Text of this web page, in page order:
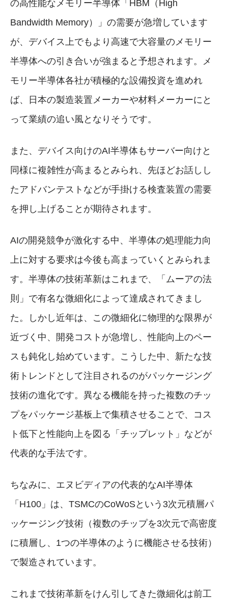
の高性能なメモリー半導体「HBM（High
Bandwidth Memory）」の需要が急増しています
が、デバイス上でもより高速で大容量のメモリー
半導体への引き合いが強まると予想されます。メ
モリー半導体各社が積極的な設備投資を進めれ
ば、日本の製造装置メーカーや材料メーカーにと
って業績の追い風となりそうです。
また、デバイス向けのAI半導体もサーバー向けと
同様に複雑性が高まるとみられ、先ほどお話しし
たアドバンテストなどが手掛ける検査装置の需要
を押し上げることが期待されます。
AIの開発競争が激化する中、半導体の処理能力向
上に対する要求は今後も高まっていくとみられま
す。半導体の技術革新はこれまで、「ムーアの法
則」で有名な微細化によって達成されてきまし
た。しかし近年は、この微細化に物理的な限界が
近づく中、開発コストが急増し、性能向上のペー
スも鈍化し始めています。こうした中、新たな技
術トレンドとして注目されるのがパッケージング
技術の進化です。異なる機能を持った複数のチッ
プをパッケージ基板上で集積させることで、コス
ト低下と性能向上を図る「チップレット」などが
代表的な手法です。
ちなみに、エヌビディアの代表的なAI半導体
「H100」は、TSMCのCoWoSという3次元積層パ
ッケージング技術（複数のチップを3次元で高密度
に積層し、1つの半導体のように機能させる技術）
で製造されています。
これまで技術革新をけん引してきた微細化は前工